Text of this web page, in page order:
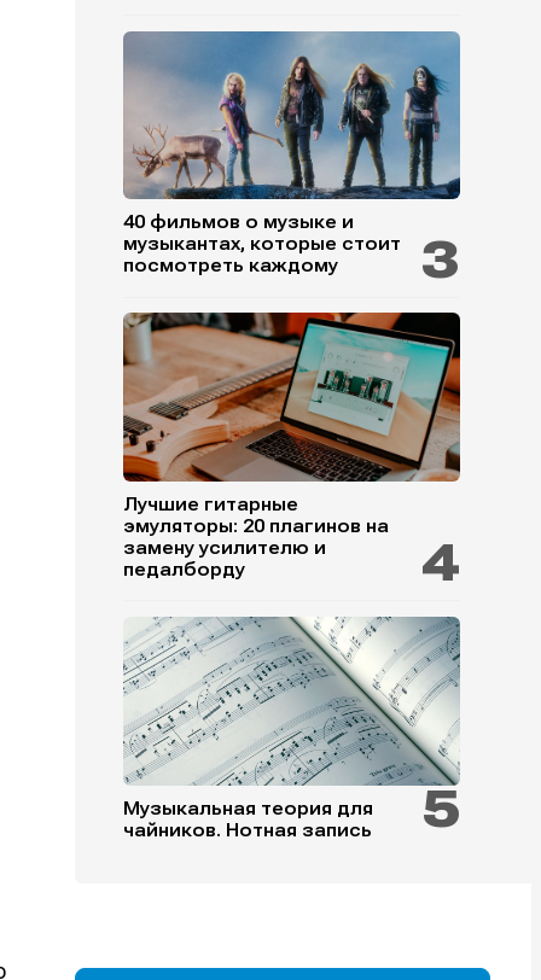
40 фильмов о музыке и
музыкантах, которые стоит
посмотреть каждому
Лучшие гитарные
эмуляторы: 20 плагинов на
замену усилителю и
педалборду
Музыкальная теория для
чайников. Нотная запись